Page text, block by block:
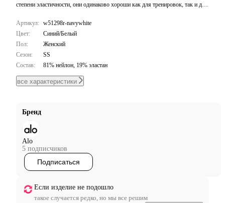
степени эластичности, они одинаково хороши как для тренировок, так и для
для сногсшибательного вида.
Артикул: w51298r-navywhite
Цвет:
Синий/Белый
Пол:
Женский
Сезон:
SS
Состав:
81% нейлон, 19% эластан
все характеристики
Бренд
Alo
5 подписчиков
Подписаться
Если изделие не подошло
такое случается редко, но мы все решим